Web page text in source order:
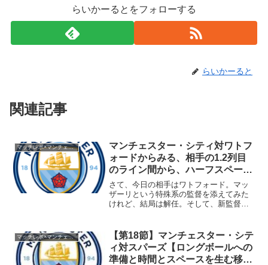
らいかーるとをフォローする
らいかーると
関連記事
マッチレポ×マンチェスター・シティ1718
マンチェスター・シティ対ワトフ
ォードからみる、相手の1.2列目
のライン間から、ハーフスペース
の入り口の支配を狙う時代へ。
さて、今日の相手はワトフォード。マッ
ザーリという特殊系の監督を添えてみた
けれど、結局は解任。そして、新監督は
強を行い、マルコ・シウバに全てを託し
たところ、今のところは...
マッチレポ×マンチェスター・シティ1718
【第18節】マンチェスター・シテ
ィ対スパーズ【ロングボールへの
準備と時間とスペースを生む移